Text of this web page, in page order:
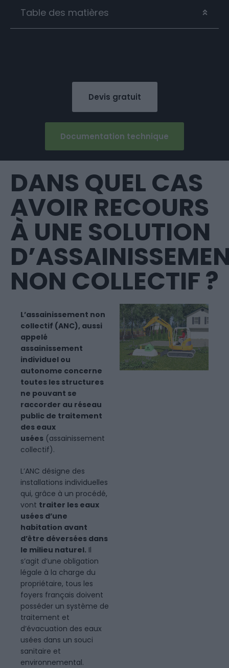
Table des matières
Devis gratuit
Documentation technique
DANS QUEL CAS
AVOIR RECOURS
À UNE SOLUTION
NON COLLECTIF ?
L’assainissement non
collectif (ANC), aussi
appelé
assainissement
individuel ou
autonome concerne
toutes les structures
ne pouvant se
raccorder au réseau
public de traitement
des eaux
usées (assainissement
collectif).
L’ANC désigne des
installations individuelles
qui, grâce à un procédé,
vont traiter les eaux
usées d’une
habitation avant
d’être déversées dans
le milieu naturel. Il
s’agit d’une obligation
légale à la charge du
propriétaire, tous les
foyers français doivent
posséder un système de
traitement et
d’évacuation des eaux
usées dans un souci
sanitaire et
environnemental.